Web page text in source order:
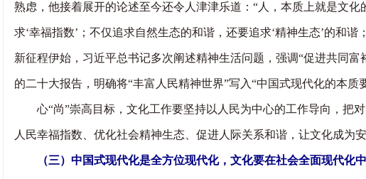
熟虑，他接着展开的论述至今还令人津津乐道：“人，本质上就是文
求‘幸福指数’；不仅追求自然生态的和谐，还要追求‘精神生态’的和
新征程伊始，习近平总书记多次阐述精神生活问题，强调“促进共同
的二十大报告，明确将“丰富人民精神世界”写入“中国式现代化的本
心“尚”崇高目标，文化工作要坚持以人民为中心的工作导向，把
人民幸福指数、优化社会精神生态、促进人际关系和谐，让文化成为
（三）中国式现代化是全方位现代化，文化要在社会全面现代化